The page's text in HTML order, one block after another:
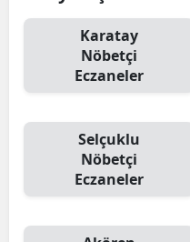
Karatay
Nöbetçi
Eczaneler
Selçuklu
Nöbetçi
Eczaneler